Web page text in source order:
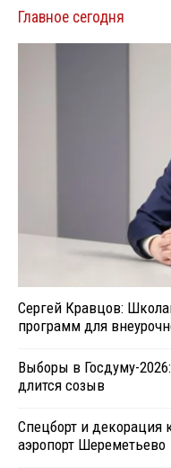
Главное сегодня
Сергей Кравцов:
программ для
Выборы в Госдуму-
длится созыв
Спецборт и декорация
аэропорт Шереметьево